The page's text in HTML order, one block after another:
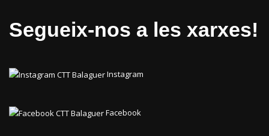
Segueix-nos a les xarxes!
Instagram
Facebook